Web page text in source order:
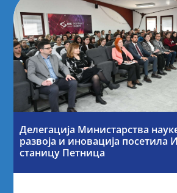
Делегација Министарства
развоја и иновација посетила
станицу Петница